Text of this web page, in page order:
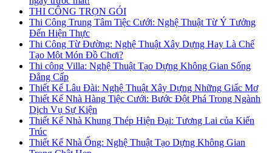
THI CÔNG TRỌN GÓI
Thi Công Trung Tâm Tiệc Cưới: Nghệ Thuật Từ Ý Tưởng
Đến Hiện Thực
Thi Công Từ Đường: Nghệ Thuật Xây Dựng Hay Là Chế
Tạo Một Món Đồ Chơi?
Thi công Villa: Nghệ Thuật Tạo Dựng Không Gian Sống
Đẳng Cấp
Thiết Kế Lâu Đài: Nghệ Thuật Xây Dựng Những Giấc Mơ
Thiết Kế Nhà Hàng Tiệc Cưới: Bước Đột Phá Trong Ngành
Dịch Vụ Sự Kiện
Thiết Kế Nhà Khung Thép Hiện Đại: Tương Lai của Kiến
Trúc
Thiết Kế Nhà Ống: Nghệ Thuật Tạo Dựng Không Gian